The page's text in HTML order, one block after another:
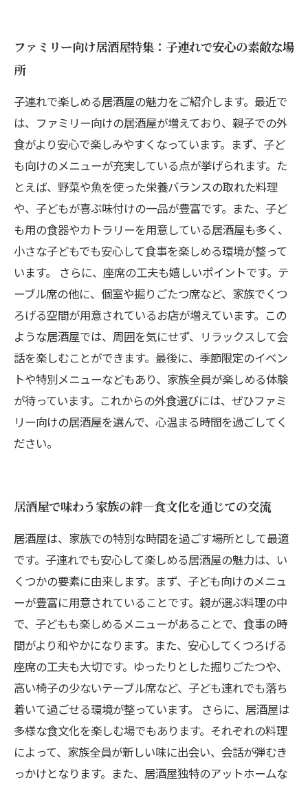
ファミリー向け居酒屋特集：子連れで安心の素敵な場
所
子連れで楽しめる居酒屋の魅力をご紹介します。最近で
は、ファミリー向けの居酒屋が増えており、親子での外
食がより安心で楽しみやすくなっています。まず、子ど
も向けのメニューが充実している点が挙げられます。た
とえば、野菜や魚を使った栄養バランスの取れた料理
や、子どもが喜ぶ味付けの一品が豊富です。また、子ど
も用の食器やカトラリーを用意している居酒屋も多く、
小さな子どもでも安心して食事を楽しめる環境が整って
います。 さらに、座席の工夫も嬉しいポイントです。テ
ーブル席の他に、個室や掘りごたつ席など、家族でくつ
ろげる空間が用意されているお店が増えています。この
ような居酒屋では、周囲を気にせず、リラックスして会
話を楽しむことができます。最後に、季節限定のイベン
トや特別メニューなどもあり、家族全員が楽しめる体験
が待っています。これからの外食選びには、ぜひファミ
リー向けの居酒屋を選んで、心温まる時間を過ごしてく
ださい。
居酒屋で味わう家族の絆—食文化を通じての交流
居酒屋は、家族での特別な時間を過ごす場所として最適
です。子連れでも安心して楽しめる居酒屋の魅力は、い
くつかの要素に由来します。まず、子ども向けのメニュ
ーが豊富に用意されていることです。親が選ぶ料理の中
で、子どもも楽しめるメニューがあることで、食事の時
間がより和やかになります。また、安心してくつろげる
座席の工夫も大切です。ゆったりとした掘りごたつや、
高い椅子の少ないテーブル席など、子ども連れでも落ち
着いて過ごせる環境が整っています。 さらに、居酒屋は
多様な食文化を楽しむ場でもあります。それぞれの料理
によって、家族全員が新しい味に出会い、会話が弾むき
っかけとなります。また、居酒屋独特のアットホームな